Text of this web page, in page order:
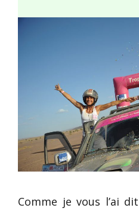
Comme je vous l’ai